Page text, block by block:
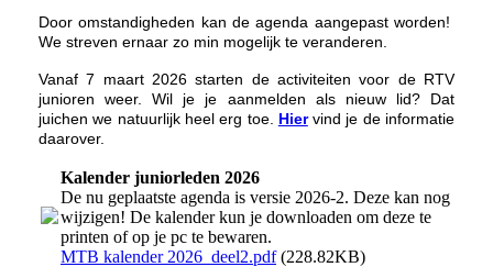
Door omstandigheden kan de agenda aangepast worden!
We streven ernaar zo min mogelijk te veranderen.
Vanaf 7 maart 2026 starten de activiteiten voor de RTV
junioren weer. Wil je je aanmelden als nieuw lid? Dat
juichen we natuurlijk heel erg toe. Hiervind je de informatie
daarover.
Kalender juniorleden 2026
De nu geplaatste agenda is versie 2026-2. Deze kan nog
wijzigen! De kalender kun je downloaden om deze te
printen of op je pc te bewaren.
MTB kalender 2026_deel2.pdf(228.82KB)